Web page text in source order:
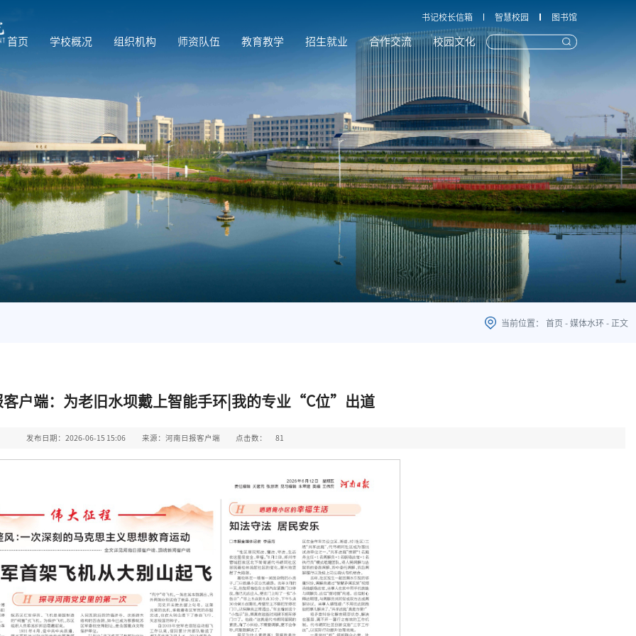
书记校长信箱 智慧校园 图书馆
首页 学校概况 组织机构 师资队伍 教育教学 招生就业 合作交流 校园文化
当前位置： 首页 - 媒体水环- 正文
客户端：为老旧水坝戴上智能手环|我的专业“C位”出道
发布日期：2026-06-15 15:06 来源：河南日报客户端 点击数： 81